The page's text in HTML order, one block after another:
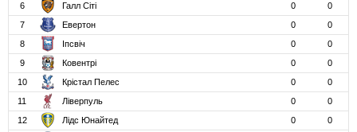
6
Галл Сіті 0
0
7
Евертон 0
0
8
Іпсвіч 0
0
9
Ковентрі 0
0
10
Крістал Пелес 0
0
11
Ліверпуль 0
0
12
Лідс Юнайтед 0
0